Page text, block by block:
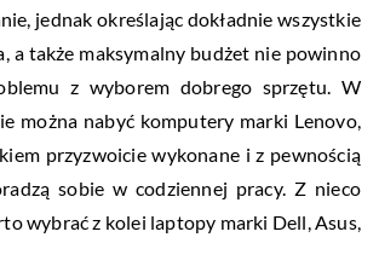
jednak określając dokładnie wszystkie
a także maksymalny budżet nie powinno
z wyborem dobrego sprzętu. W
można nabyć komputery marki Lenovo,
przyzwoicie wykonane i z pewnością
sobie w codziennej pracy. Z nieco
wybrać z kolei laptopy marki Dell, Asus,